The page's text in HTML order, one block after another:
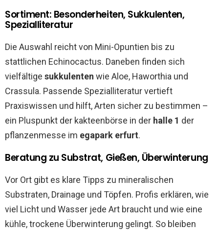
Sortiment: Besonderheiten, Sukkulenten,
Spezialliteratur
Die Auswahl reicht von Mini-Opuntien bis zu
stattlichen Echinocactus. Daneben finden sich
vielfältige sukkulenten wie Aloe, Haworthia und
Crassula. Passende Spezialliteratur vertieft
Praxiswissen und hilft, Arten sicher zu bestimmen –
ein Pluspunkt der kakteenbörse in der halle 1 der
pflanzenmesse im egapark erfurt.
Beratung zu Substrat, Gießen, Überwinterung
Vor Ort gibt es klare Tipps zu mineralischen
Substraten, Drainage und Töpfen. Profis erklären, wie
viel Licht und Wasser jede Art braucht und wie eine
kühle, trockene Überwinterung gelingt. So bleiben